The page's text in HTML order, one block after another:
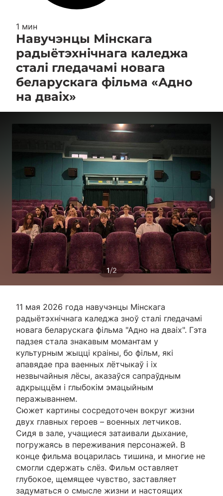
1 мин
Навучэнцы Мінскага
радыётэхнічнага каледжа
сталі гледачамі новага
беларускага фільма «Адно
на дваіх»
1/2
11 мая 2026 года навучэнцы Мінскага
радыётэхнічнага каледжа зноў сталі гледачамі
новага беларускага фільма "Адно на дваіх". Гэта
падзея стала знакавым момантам у
культурным жыцці краіны, бо фільм, які
апавядае пра ваенных лётчыкаў і іх
незвычайныя лёсы, аказаўся сапраўдным
адкрыццём і глыбокім эмацыйным
перажываннем.
Сюжет картины сосредоточен вокруг жизни
двух главных героев – военных летчиков.
Сидя в зале, учащиеся затаивали дыхание,
погружаясь в переживания персонажей. В
конце фильма воцарилась тишина, и многие не
смогли сдержать слёз. Фильм оставляет
глубокое, щемящее чувство, заставляет
задуматься о смысле жизни и настоящих